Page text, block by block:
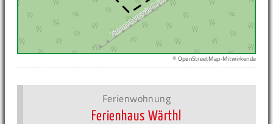
© OpenStreetMap-Mitwirkende
Ferienwohnung
Ferienhaus Wärthl